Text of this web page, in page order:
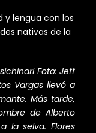
y lengua con los
nativas de la
Foto: Jeff
Vargas llevó a
Más tarde,
de Alberto
la selva. Flores